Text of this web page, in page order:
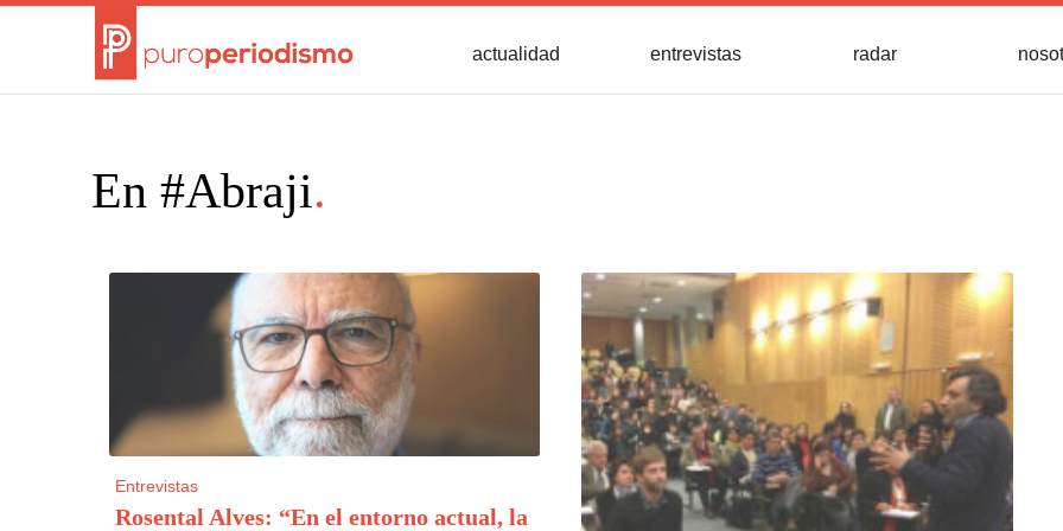
actualidad entrevistas radar
En #Abraji.
Entrevistas
Rosental Alves: “En el entorno actual, la